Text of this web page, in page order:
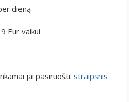
dieną
Eur vaikui
jai pasiruošti: straipsnis